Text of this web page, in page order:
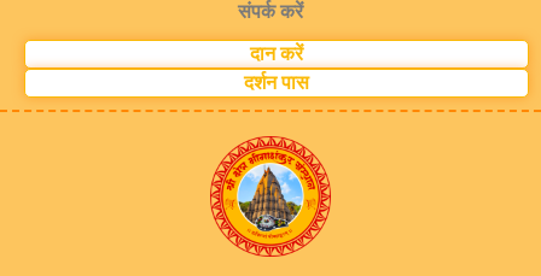
संपर्क करें
दान करें
दर्शन पास